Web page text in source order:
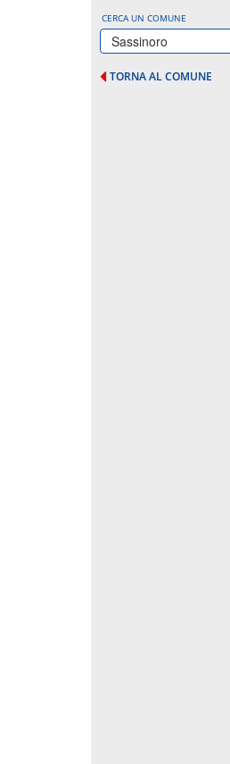
CERCA UN COMUNE
Sassinoro
TORNA AL COMUNE